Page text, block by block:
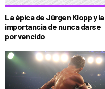
CULTURIZANDO.COM
La épica de Jürgen Klopp y la
importancia de nunca darse
por vencido